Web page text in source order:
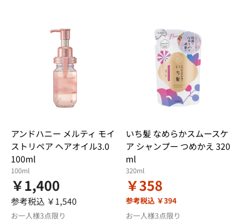
アンドハニー メルティ モイ
ストリペア ヘアオイル3.0
100ml
100ml
￥1,400
参考税込 ￥1,540
お一人様3点限り
いち髪 なめらかスムースケ
ア シャンプー つめかえ 320
ml
320ml
￥358
参考税込 ￥394
お一人様3点限り